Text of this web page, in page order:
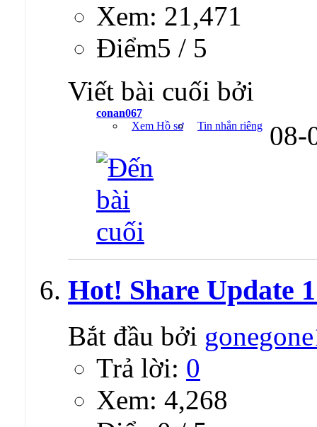
Xem: 21,471
Ðiểm5 / 5
Viết bài cuối bởi
conan067
Xem Hồ sơ
Tin nhắn riêng 08-
Hot! Share Update
Bắt đầu bởi
Trả lời: 0
Xem: 4,268